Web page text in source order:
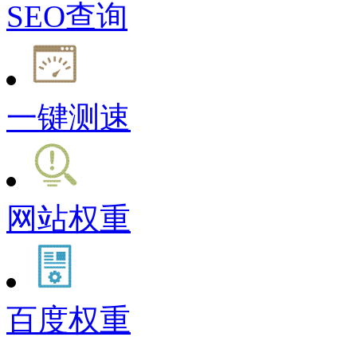
SEO查询
一键测速
网站权重
百度权重